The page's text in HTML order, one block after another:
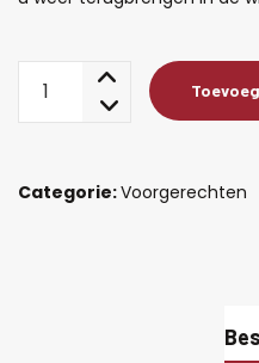
Klassieke
carpaccio
Categorie:Voorgerechten